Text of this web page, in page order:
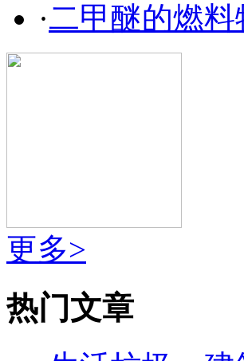
·二甲醚的燃
更多>
热门文章